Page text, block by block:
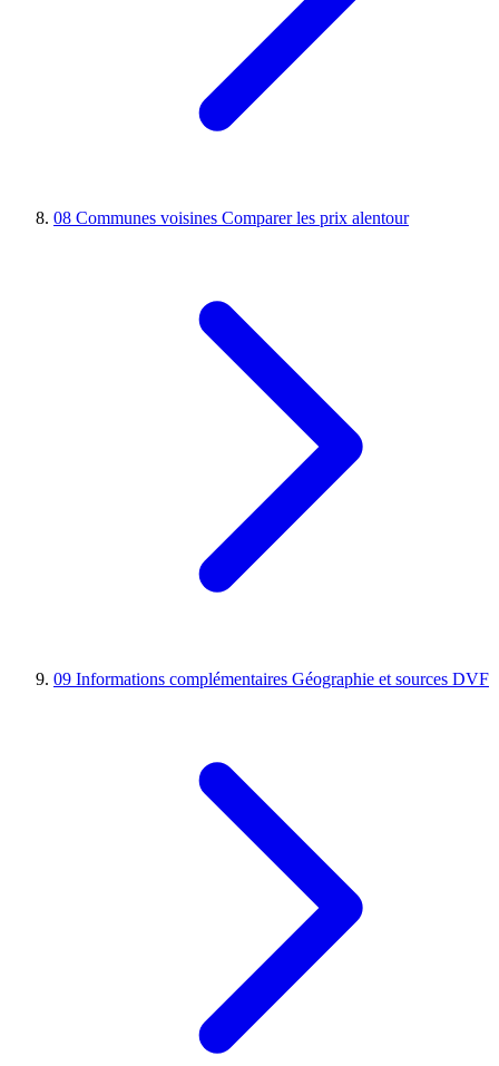
08 Communes voisines Comparer les prix alentour
09 Informations complémentaires Géographie et sources DVF